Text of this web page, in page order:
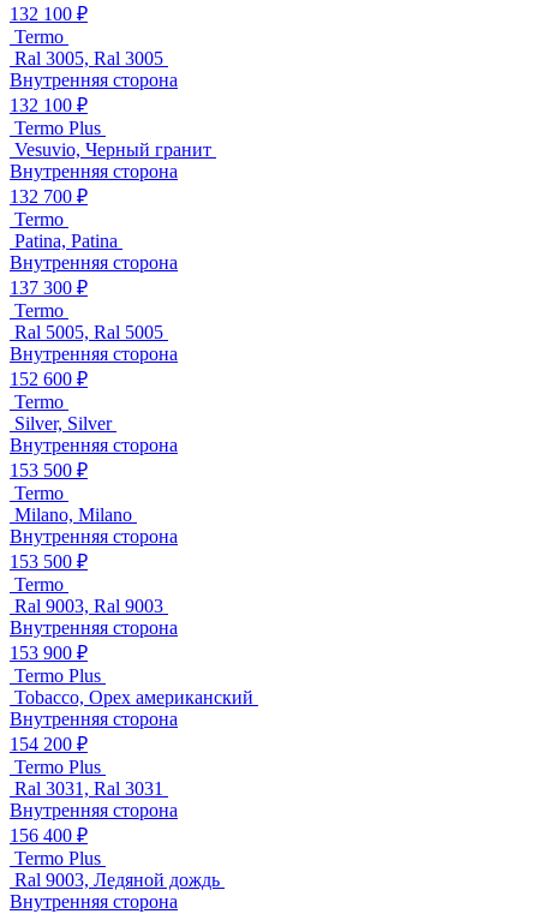
132 100 ₽
Termo
Ral 3005, Ral 3005
Внутренняя сторона
132 100 ₽
Termo Plus
Vesuvio, Черный гранит
Внутренняя сторона
132 700 ₽
Termo
Patina, Patina
Внутренняя сторона
137 300 ₽
Termo
Ral 5005, Ral 5005
Внутренняя сторона
152 600 ₽
Termo
Silver, Silver
Внутренняя сторона
153 500 ₽
Termo
Milano, Milano
Внутренняя сторона
153 500 ₽
Termo
Ral 9003, Ral 9003
Внутренняя сторона
153 900 ₽
Termo Plus
Tobacco, Орех американский
Внутренняя сторона
154 200 ₽
Termo Plus
Ral 3031, Ral 3031
Внутренняя сторона
156 400 ₽
Termo Plus
Ral 9003, Ледяной дождь
Внутренняя сторона